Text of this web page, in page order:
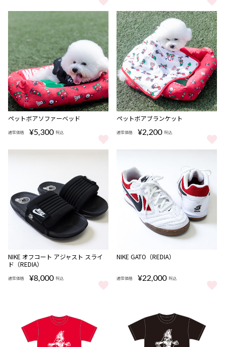
レッズハロウィンクッション をもっと見るペットハーネス をもっと見る
ペットボアソファーベッド
通常価格 ¥5,300 税込
ペットボアソファーベッド をもっと見る
ペットボアブランケット
通常価格 ¥2,200 税込
ペットボアブランケット をもっ
NIKE オフコート アジャスト スライ
ド（REDIA）
通常価格 ¥8,000 税込
NIKE オフコート アジャスト スライド（REDIA） をもっと見る
NIKE GATO（REDIA）
通常価格 ¥22,000 税込
NIKE GATO（REDIA） をもっと